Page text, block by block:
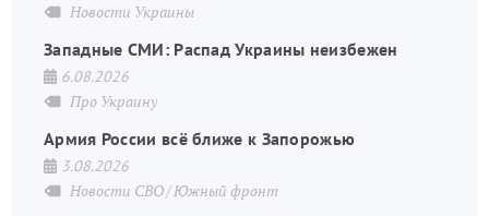
Новости Украины
Западные СМИ: Распад Украины неизбежен
6.08.2026
Про Украину
Армия России всё ближе к Запорожью
3.08.2026
Новости СВО Южный фронт